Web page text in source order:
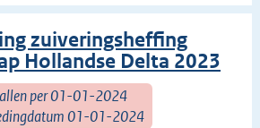
zuiveringsheffing
Hollandse Delta 2023
per 01-01-2024
01-01-2024